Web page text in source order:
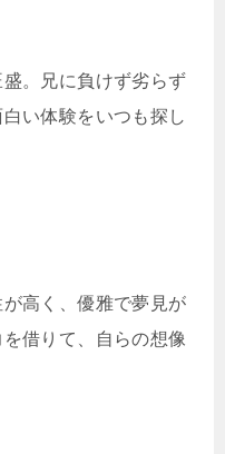
。兄に負けず劣らず
い体験をいつも探し
高く、優雅で夢見が
借りて、自らの想像